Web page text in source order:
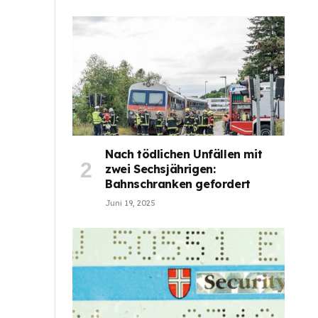
Nach tödlichen Unfällen mit
zwei Sechsjährigen:
Bahnschranken gefordert
Juni 19, 2025